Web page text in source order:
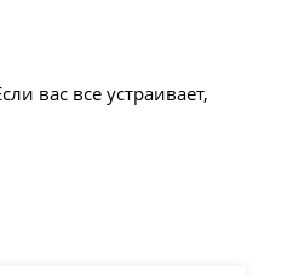
вас все устраивает,